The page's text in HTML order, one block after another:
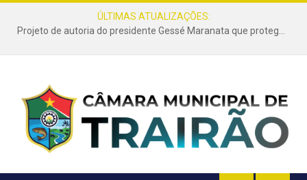
ÚLTIMAS ATUALIZAÇÕES:
Projeto de autoria do presidente Gessé Maranata que protege as estradas vicinais de Trairão é transformado em lei